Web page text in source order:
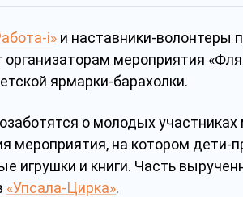
i» и наставники-волонтеры
организаторам мероприятия
ярмарки-барахолки.
о молодых участниках
мероприятия, на котором дети-
игрушки и книги. Часть
«Упсала-Цирка».